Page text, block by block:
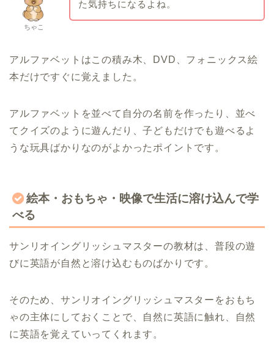
ちゃこ
た気持ちになるよね。
アルファベットはこの積み木、DVD、フォニックス絵
本だけですぐに覚えました。
アルファベットを並べて自分の名前を作ったり、並べ
てクイズのように遊んだり、子どもだけでも遊べるよ
うな玩具ばかりなのがよかったポイントです。
絵本・おもちゃ・映像で生活に溶け込んで学
べる
サンリオイングリッシュマスターの教材は、普段の遊
びに英語が自然と溶け込むものばかりです。
そのため、サンリオイングリッシュマスターをおもち
ゃの主体にしておくことで、自然に英語に触れ、自然
に英語を覚えていってくれます。